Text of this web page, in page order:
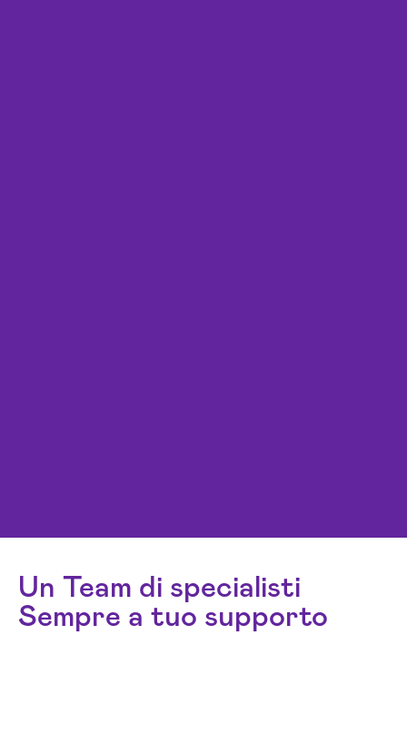
Un Team di specialisti
Sempre a tuo supporto